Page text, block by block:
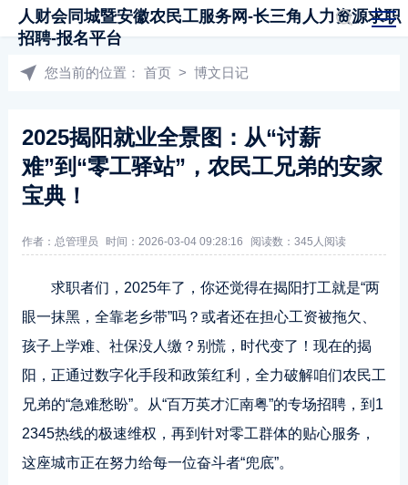
人财会同城暨安徽农民工服务网-长三角人力资源求职
招聘-报名平台
您当前的位置： 首页 > 博文日记
2025揭阳就业全景图：从“讨薪
难”到“零工驿站”，农民工兄弟的安家
宝典！
作者：总管理员 时间：2026-03-04 09:28:16 阅读数：345人阅读
求职者们，2025年了，你还觉得在揭阳打工就是“两
眼一抹黑，全靠老乡带”吗？或者还在担心工资被拖欠、
孩子上学难、社保没人缴？别慌，时代变了！现在的揭
阳，正通过数字化手段和政策红利，全力破解咱们农民工
兄弟的“急难愁盼”。从“百万英才汇南粤”的专场招聘，到1
2345热线的极速维权，再到针对零工群体的贴心服务，
这座城市正在努力给每一位奋斗者“兜底”。